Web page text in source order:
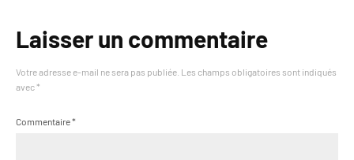
Laisser un commentaire
Votre adresse e-mail ne sera pas publiée. Les champs obligatoires sont indiqués
avec *
Commentaire*